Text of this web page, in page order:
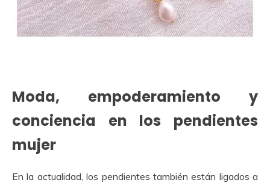
Moda, empoderamiento y
conciencia en los pendientes
mujer
En la actualidad, los pendientes también están ligados a